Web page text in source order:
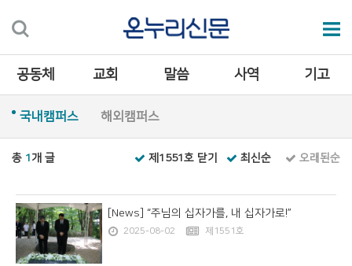
공동체 교회 말씀 사역 기고
국내캠퍼스 해외캠퍼스
총 1개 글 제1551호 닫기 최신순 오래된순
[News] “주님의 십자가를, 내 십자가로!”
2025-08-02 제1551호